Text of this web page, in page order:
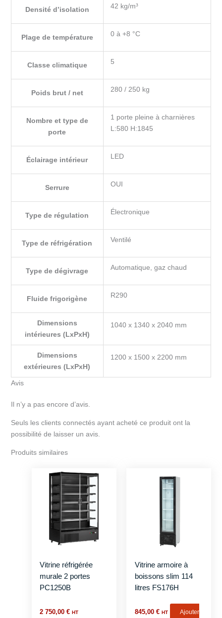
Densité d’isolation 42 kg/m³
Plage de température 0 à +8 °C
Classe climatique 5
Poids brut / net 280 / 250 kg
Nombre et type de
porte
1 porte pleine à charnières
L:580 H:1845
Éclairage intérieur LED
Serrure OUI
Type de régulation Électronique
Type de réfrigération Ventilé
Type de dégivrage Automatique, gaz chaud
Fluide frigorigène R290
Dimensions
intérieures (LxPxH)
1040 x 1340 x 2040 mm
Dimensions
extérieures (LxPxH)
1200 x 1500 x 2200 mm
Avis
Il n’y a pas encore d’avis.
Seuls les clients connectés ayant acheté ce produit ont la
possibilité de laisser un avis.
Produits similaires
Vitrine réfrigérée
murale 2 portes
PC1250B
2 750,00€ HT
Vitrine armoire à
boissons slim 114
litres FS176H
845,00 € HT Ajouter